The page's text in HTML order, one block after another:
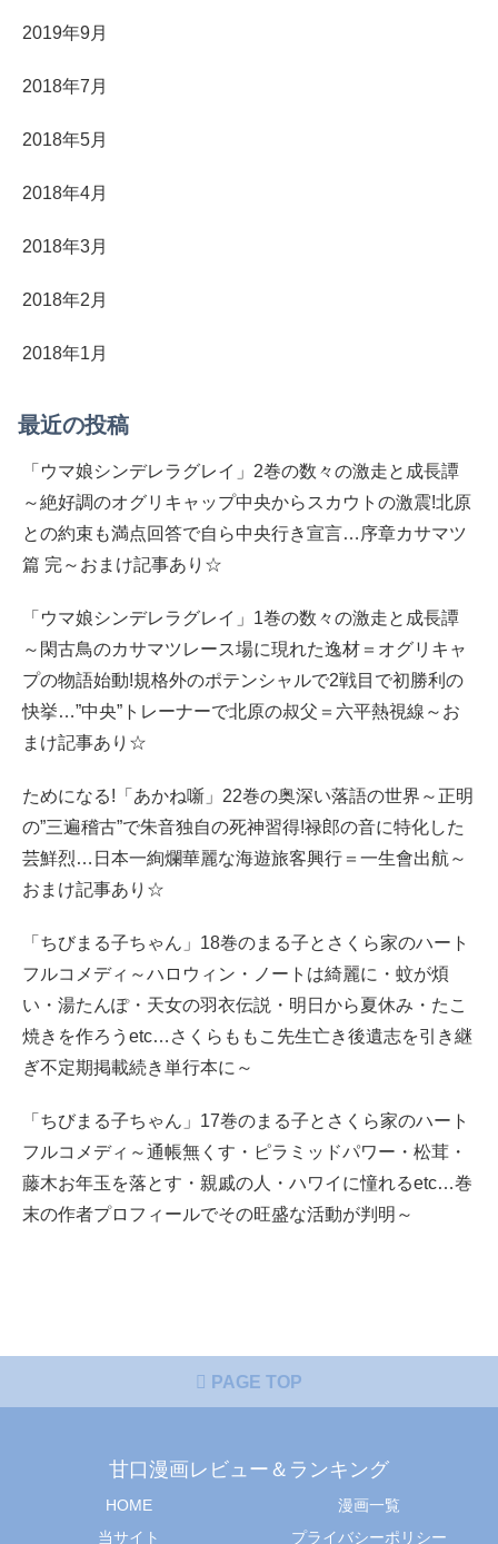
2019年9月
2018年7月
2018年5月
2018年4月
2018年3月
2018年2月
2018年1月
最近の投稿
「ウマ娘シンデレラグレイ」2巻の数々の激走と成長譚
～絶好調のオグリキャップ中央からスカウトの激震!北原
との約束も満点回答で自ら中央行き宣言…序章カサマツ
篇 完～おまけ記事あり☆
「ウマ娘シンデレラグレイ」1巻の数々の激走と成長譚
～閑古鳥のカサマツレース場に現れた逸材＝オグリキャ
プの物語始動!規格外のポテンシャルで2戦目で初勝利の
快挙…”中央”トレーナーで北原の叔父＝六平熱視線～お
まけ記事あり☆
ためになる!「あかね噺」22巻の奥深い落語の世界～正明
の”三遍稽古”で朱音独自の死神習得!禄郎の音に特化した
芸鮮烈…日本一絢爛華麗な海遊旅客興行＝一生會出航～
おまけ記事あり☆
「ちびまる子ちゃん」18巻のまる子とさくら家のハート
フルコメディ～ハロウィン・ノートは綺麗に・蚊が煩
い・湯たんぽ・天女の羽衣伝説・明日から夏休み・たこ
焼きを作ろうetc…さくらももこ先生亡き後遺志を引き継
ぎ不定期掲載続き単行本に～
「ちびまる子ちゃん」17巻のまる子とさくら家のハート
フルコメディ～通帳無くす・ピラミッドパワー・松茸・
藤木お年玉を落とす・親戚の人・ハワイに憧れるetc…巻
末の作者プロフィールでその旺盛な活動が判明～
PAGE TOP
甘口漫画レビュー＆ランキング
HOME
漫画一覧
当サイト
プライバシーポリシー